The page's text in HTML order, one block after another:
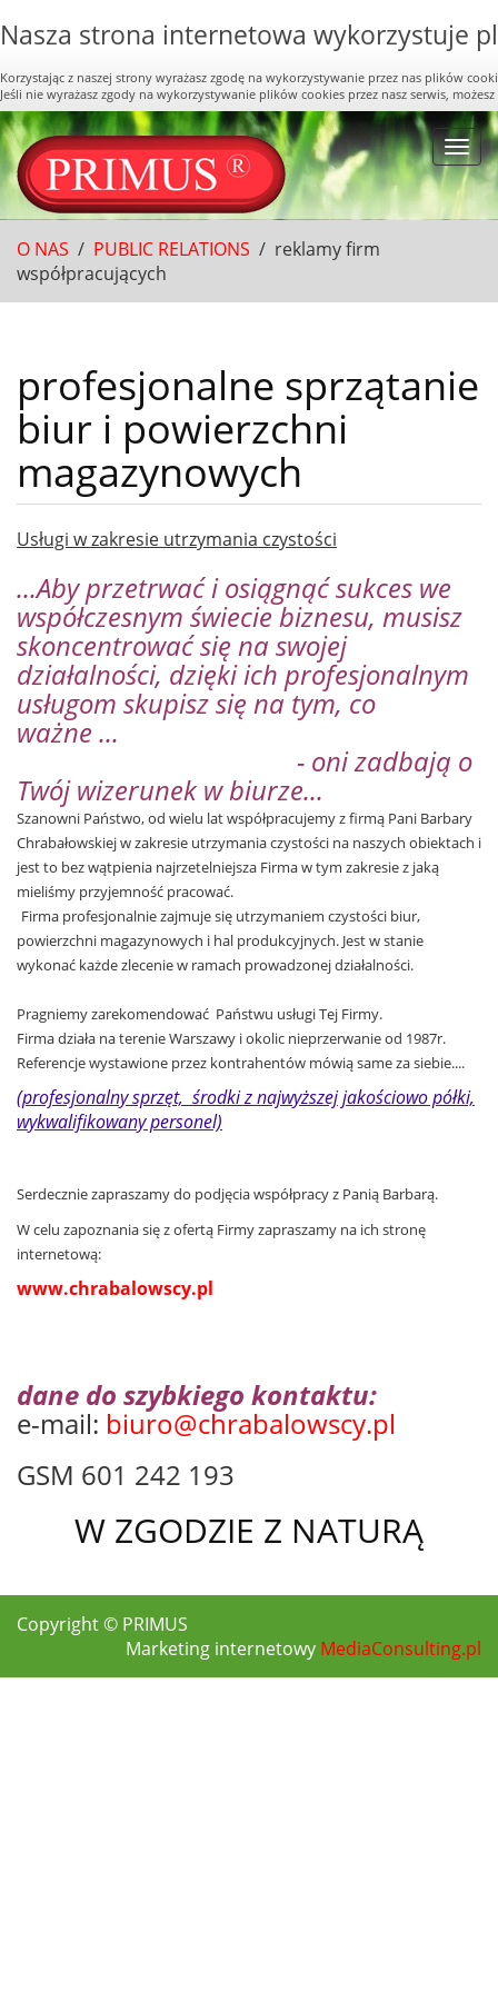
Nasza strona internetowa wykorzystuje
Korzystając z naszej strony wyrażasz zgodę na wykorzystywanie przez nas plików
Jeśli nie wyrażasz zgody na wykorzystywanie plików cookies przez nasz serwis,
O NAS / PUBLIC RELATIONS / reklamy firm
współpracujących
profesjonalne sprzątanie
biur i powierzchni
magazynowych
Usługi w zakresie utrzymania czystości
...Aby przetrwać i osiągnąć sukces we
współczesnym świecie biznesu, musisz
skoncentrować się na swojej
działalności, dzięki ich profesjonalnym
usługom skupisz się na tym, co
ważne ...
- oni zadbają o
Twój wizerunek w biurze...
Szanowni Państwo, od wielu lat współpracujemy z firmą Pani Barbary
Chrabałowskiej w zakresie utrzymania czystości na naszych obiektach i
jest to bez wątpienia najrzetelniejsza Firma w tym zakresie z jaką
mieliśmy przyjemność pracować.
Firma profesjonalnie zajmuje się utrzymaniem czystości biur,
powierzchni magazynowych i hal produkcyjnych. Jest w stanie
wykonać każde zlecenie w ramach prowadzonej działalności.
Pragniemy zarekomendować Państwu usługi Tej Firmy.
Firma działa na terenie Warszawy i okolic nieprzerwanie od 1987r.
Referencje wystawione przez kontrahentów mówiąsameza siebie....
(profesjonalny sprzęt, środki z najwyższej jakościowo półki,
wykwalifikowany personel)
Serdecznie zapraszamy do podjęcia współpracy z Panią Barbarą.
W celu zapoznania się z ofertą Firmy zapraszamy na ich stronę
internetową:
www.chrabalowscy.pl
dane do szybkiego kontaktu:
e-mail: biuro@chrabalowscy.pl
GSM 601 242 193
W ZGODZIE Z NATURĄ
Copyright © PRIMUS
Marketing internetowy MediaConsulting.pl